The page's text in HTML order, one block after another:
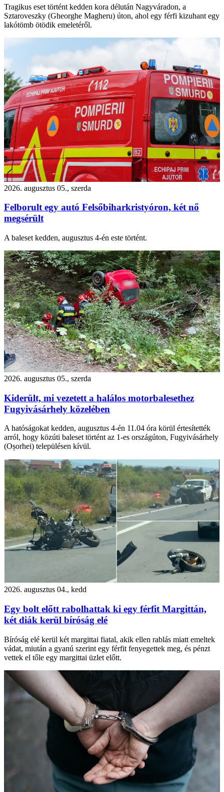
Tragikus eset történt kedden kora délután Nagyváradon, a
Sztaroveszky (Gheorghe Magheru) úton, ahol egy férfi kizuhant egy
lakótömb ötödik emeletéről.
2026. augusztus 05., szerda
Felborult egy autó Felsőbiharkristyóron, két nő
megsérült
A baleset kedden, augusztus 4-én este történt.
2026. augusztus 05., szerda
Kiderült, mi vezetett a halálos motorbalesethez
Fugyivásárhely közelében
A hatóságokat kedden, augusztus 4-én 11.04 óra körül értesítették
arról, hogy közúti baleset történt az 1-es országúton, Fugyivásárhely
(Oșorhei) településen kívül.
2026. augusztus 04., kedd
Egy bolt előtt rabolhattak ki egy férfit Margittán,
két diák kerül bíróság elé
Bíróság elé kerül két margittai fiatal, akik ellen rablás miatt emeltek
vádat, miután a gyanú szerint egy férfit fenyegettek meg, és pénzt
vettek el tőle egy margittai üzlet előtt.